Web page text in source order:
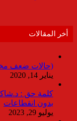
أخر المقالات
(حالات ضعف
يناير 14, 2020
بدون انقطاعات
يوليو 29, 2023